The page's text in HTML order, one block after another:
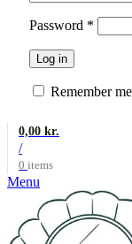
Password *
Log in
Remember me
0 items
/
0,00 kr.
Menu